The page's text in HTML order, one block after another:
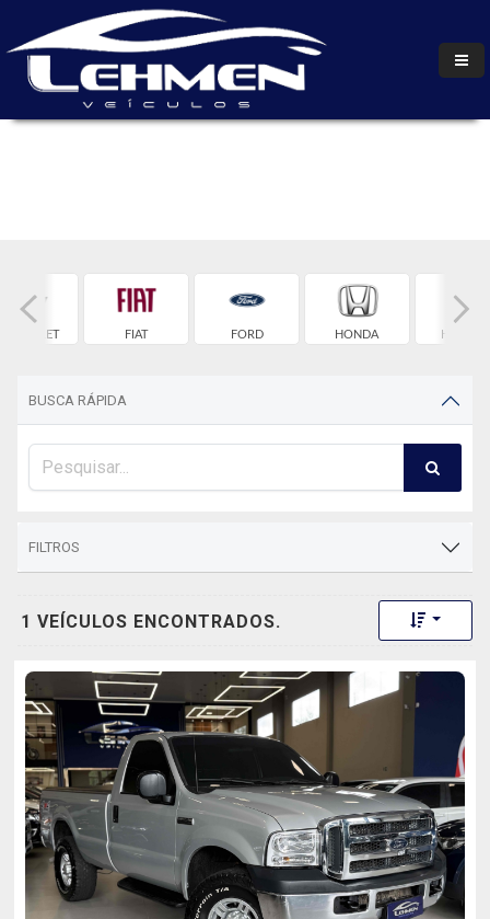
FIAT FORD HONDA
BUSCA RÁPIDA
FILTROS
1 VEÍCULOS ENCONTRADOS. Toggle